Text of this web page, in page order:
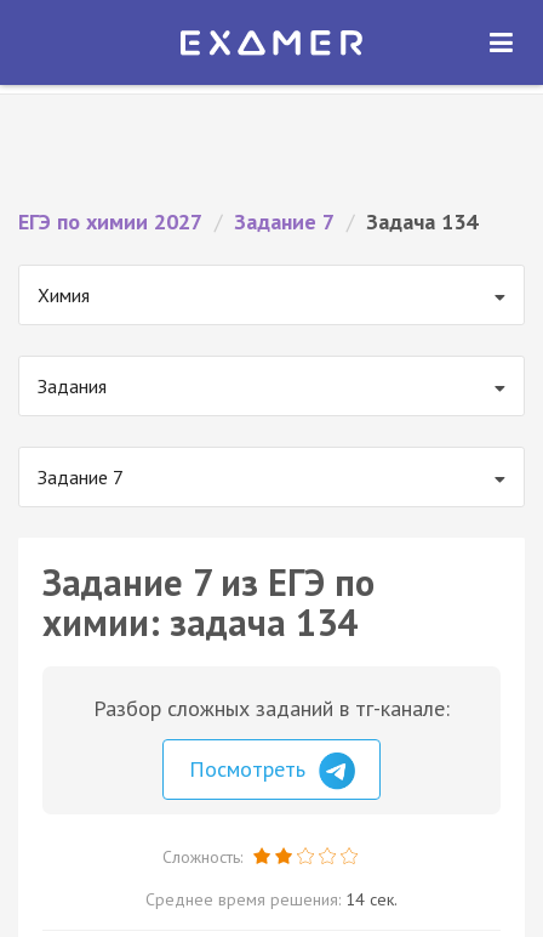
Экзамер — ЕГЭ 2027
ОТКРЫТЬ
ЕГЭ по химии 2027 / Задание 7 / Задача 134
Химия
Задания
Задание 7
Задание 7 из ЕГЭ по
химии: задача 134
Разбор сложных заданий в тг-канале:
Посмотреть
Сложность:
Среднее время решения: 14 сек.